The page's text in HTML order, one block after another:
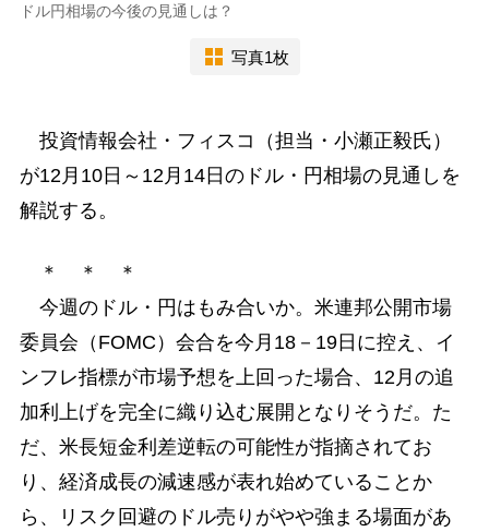
ドル円相場の今後の見通しは？
写真1枚
投資情報会社・フィスコ（担当・小瀬正毅氏）
が12月10日～12月14日のドル・円相場の見通しを
解説する。
＊ ＊ ＊
今週のドル・円はもみ合いか。米連邦公開市場
委員会（FOMC）会合を今月18－19日に控え、イ
ンフレ指標が市場予想を上回った場合、12月の追
加利上げを完全に織り込む展開となりそうだ。た
だ、米長短金利差逆転の可能性が指摘されてお
り、経済成長の減速感が表れ始めていることか
ら、リスク回避のドル売りがやや強まる場面があ